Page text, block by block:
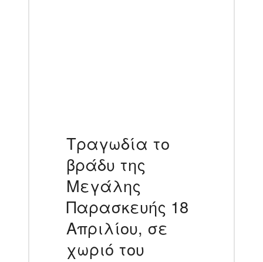
Τραγωδία το
βράδυ της
Μεγάλης
Παρασκευής 18
Απριλίου, σε
χωριό του